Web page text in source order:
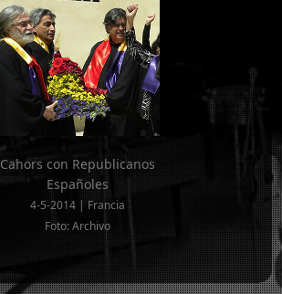
Cahors con Republicanos
Españoles
4-5-2014 | Francia
Foto: Archivo